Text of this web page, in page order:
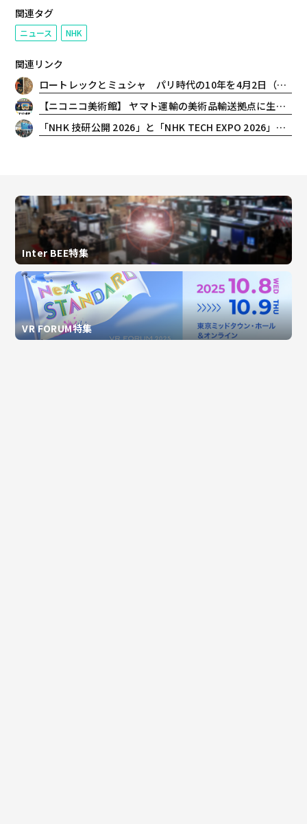
関連タグ
ニュース NHK
関連リンク
ロートレックとミュシャ パリ時代の10年を4月2日（木）より広島で初開催
【ニコニコ美術館】 ヤマト運輸の美術品輸送拠点に生中継カメラが初潜入 美術館を支える美術品輸送の仕事と技術を特集 8/8（土）15:00〜ニコニコで配信
「NHK 技研公開 2026」と「NHK TECH EXPO 2026」の見どころと展示ラインナップを公開！
Inter BEE特集
VR FORUM特集